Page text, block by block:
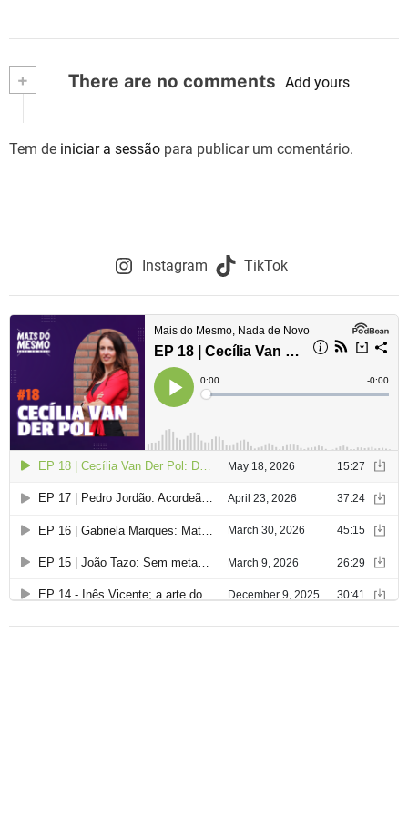
+ There are no comments Add yours
Tem de iniciar a sessão para publicar um comentário.
Instagram TikTok